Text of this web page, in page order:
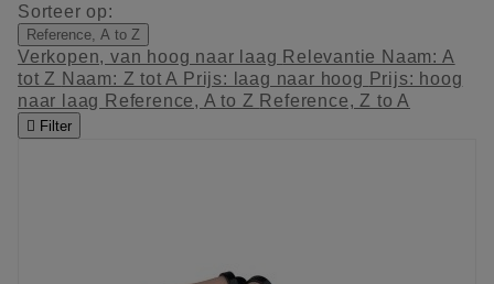
Sorteer op:
Reference, A to Z
Verkopen, van hoog naar laag Relevantie Naam: A
tot Z Naam: Z tot A Prijs: laag naar hoog Prijs: hoog
naar laag Reference, A to Z Reference, Z to A
 Filter